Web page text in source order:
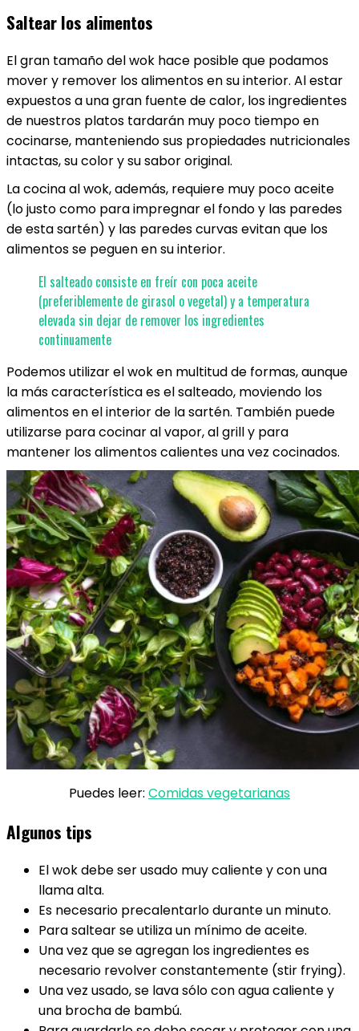
Saltear los alimentos
El gran tamaño del wok hace posible que podamos
mover y remover los alimentos en su interior. Al estar
expuestos a una gran fuente de calor, los ingredientes
de nuestros platos tardarán muy poco tiempo en
cocinarse, manteniendo sus propiedades nutricionales
intactas, su color y su sabor original.
La cocina al wok, además, requiere muy poco aceite
(lo justo como para impregnar el fondo y las paredes
de esta sartén) y las paredes curvas evitan que los
alimentos se peguen en su interior.
El salteado consiste en freír con poca aceite
(preferiblemente de girasol o vegetal) y a temperatura
elevada sin dejar de remover los ingredientes
continuamente
Podemos utilizar el wok en multitud de formas, aunque
la más característica es el salteado, moviendo los
alimentos en el interior de la sartén. También puede
utilizarse para cocinar al vapor, al grill y para
mantener los alimentos calientes una vez cocinados.
Puedes leer: Comidas vegetarianas
Algunos tips
El wok debe ser usado muy caliente y con una
llama alta.
Es necesario precalentarlo durante un minuto.
Para saltear se utiliza un mínimo de aceite.
Una vez que se agregan los ingredientes es
necesario revolver constantemente (stir frying).
Una vez usado, se lava sólo con agua caliente y
una brocha de bambú.